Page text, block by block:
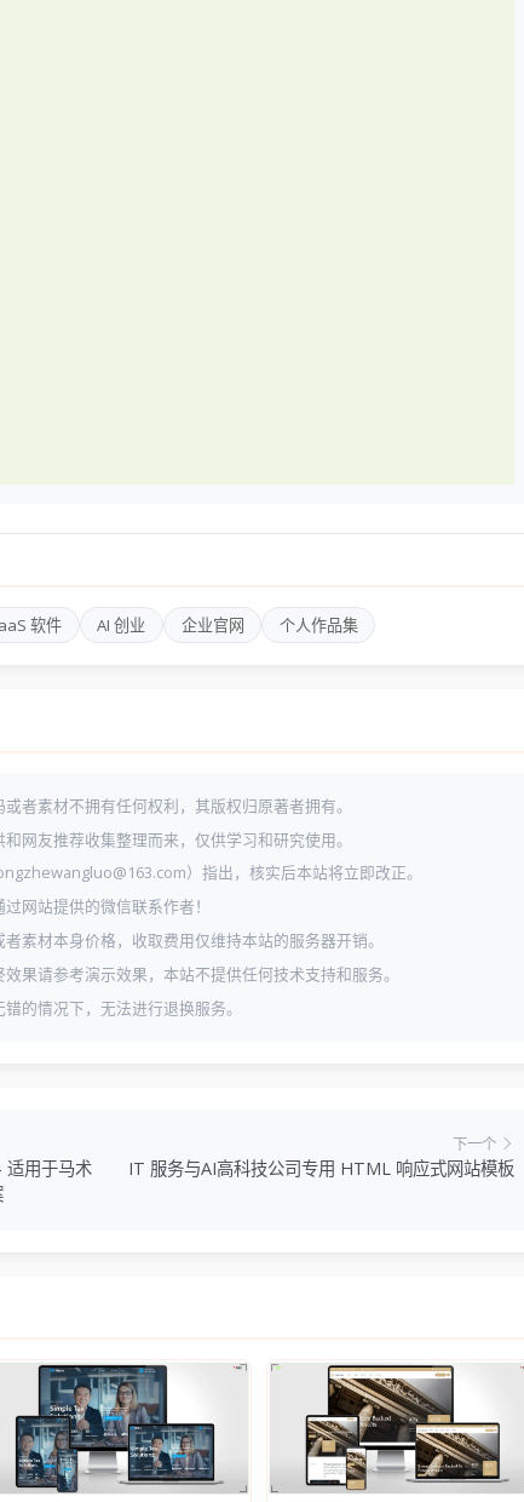
软件 AI 创业 企业官网 个人作品集
者素材不拥有任何权利，其版权归原著者拥有。
网友推荐收集整理而来，仅供学习和研究使用。
）指出，核实后本站将立即改正。
网站提供的微信联系作者！
素材本身价格，收取费用仅维持本站的服务器开销。
果请参考演示效果，本站不提供任何技术支持和服务。
的情况下，无法进行退换服务。
用于马术
下一个
IT 服务与AI高科技公司专用 HTML 响应式网站模板